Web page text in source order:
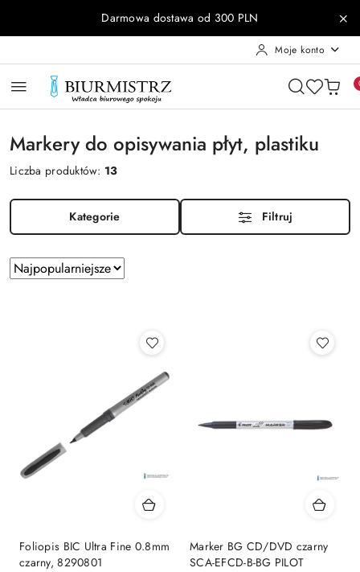
Przejdź do treści głównej
Przejdź do wyszukiwarki
Przejdź do moje konto
Przejdź do menu głównego
Przejdź do stopkiDarmowa dostawa od 300 PLN
Moje konto
Markery do opisywania płyt, plastiku
Liczba produktów: 13
Kategorie Filtruj
Zastosowano
sortowanie:
Sortuj
według
Foliopis BIC Ultra Fine 0.8mm
czarny, 8290801
Marker BG CD/DVD czarny
SCA-EFCD-B-BG PILOT